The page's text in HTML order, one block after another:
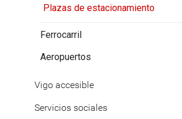
Plazas de estacionamiento
Ferrocarril
Aeropuertos
Vigo accesible
Servicios sociales